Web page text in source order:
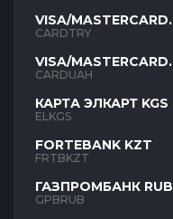
VISA/MASTERCARD
TYR
CARDTRY
VISA/MASTERCARD
UAH
CARDUAH
КАРТА ЭЛКАРТ KGS
ELKGS
FORTEBANK KZT
FRTBKZT
ГАЗПРОМБАНК RUB
GPBRUB